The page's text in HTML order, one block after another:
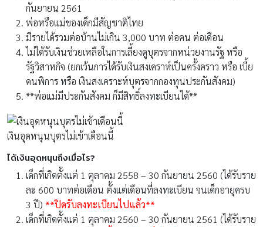
กันยายน 2561
พ่อหรือแม่ของเด็กมีสัญชาติไทย
มีรายได้รวมต่อบ้านไม่เกิน 3,000 บาท ต่อคน ต่อเดือน
ไม่ได้รับเงินช่วยเหลือในการเลี้ยงดูบุตรจากหน่วยงานรัฐ หรือ
รัฐวิสาหกิจ (ยกเว้นการได้รับเงินสงเคราห์เป็นครั้งคราว หรือ เบี้ย
คนพิการ หรือ เงินสงเคราะห์บุตรจากกองทุนประกันสังคม)
**พ่อแม่มีประกันสังคม ก็มีสิทธิ์ลงทะเบียนได้**
เงินอุดหนุนบุตรไม่เข้าเดือนนี้
ได้เงินอุดหนุนถึงเมื่อไร?
เด็กที่เกิดตั้งแต่ 1 ตุลาคม 2558 – 30 กันยายน 2560 (ได้รับราย
ละ 600 บาทต่อเดือน ตั้งแต่เดือนที่ลงทะเบียน จนเด็กอายุครบ
3 ปี) **ปิดรับลงทะเบียนไปแล้ว**
เด็กที่เกิดตั้งแต่ 1 ตุลาคม 2560 – 30 กันยายน 2561 (ได้รับราย